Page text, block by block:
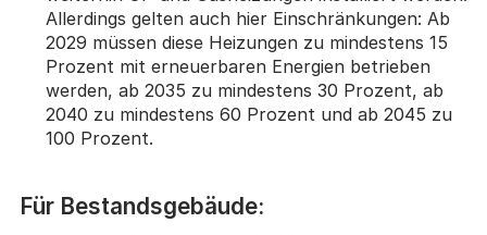
Allerdings gelten auch hier Einschränkungen: Ab
2029 müssen diese Heizungen zu mindestens 15
Prozent mit erneuerbaren Energien betrieben
werden, ab 2035 zu mindestens 30 Prozent, ab
2040 zu mindestens 60 Prozent und ab 2045 zu
100 Prozent.
Für Bestandsgebäude: